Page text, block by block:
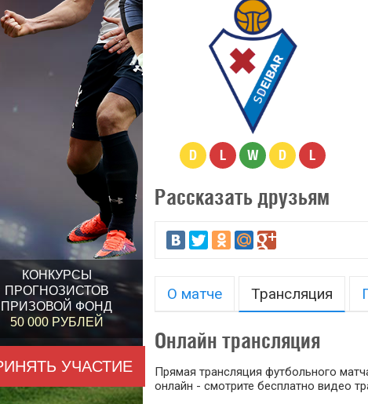
КОНКУРСЫ
ПРОГНОЗИСТОВ
ПРИЗОВОЙ ФОНД
50 000 РУБЛЕЙ
УЧАСТИЕ
D L W D L
Рассказать друзьям
О матче Трансляция
Онлайн трансляция
Прямая трансляция футбольного
онлайн - смотрите бесплатно видео